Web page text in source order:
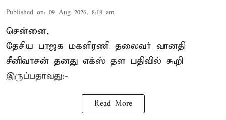
Published on: 09 Aug 2026, 8:18 am
சென்னை,
தேசிய பாஜக மகளிரணி தலைவர் வானதி
சீனிவாசன் தனது எக்ஸ் தள பதிவில் கூறி
இருப்பதாவது:-
Read More